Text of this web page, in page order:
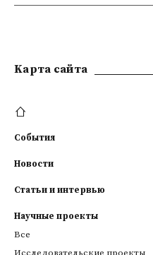
Kарта сайта
События
Новости
Статьи и интервью
Научные проекты
Все